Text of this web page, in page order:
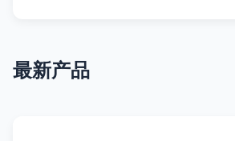
最新产品